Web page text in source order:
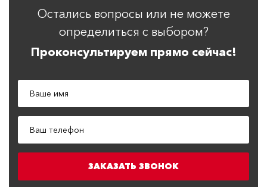
Остались вопросы или не можете
определиться с выбором?
Проконсультируем прямо сейчас!